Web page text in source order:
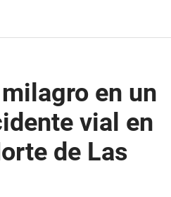
en un
vial en
de Las